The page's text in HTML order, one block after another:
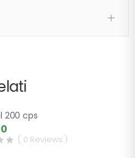
200 cps
( 0 Reviews )